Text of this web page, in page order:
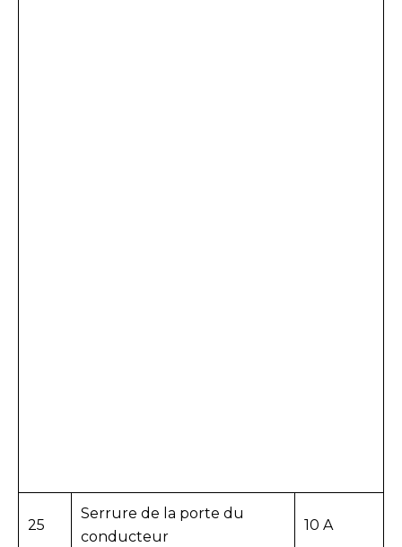
25
Serrure de la porte du
conducteur
10 A